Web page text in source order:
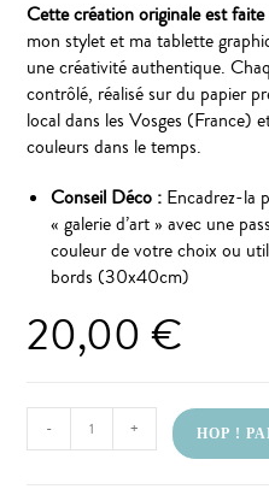
Cette création originale est
mon stylet et ma tablette
une créativité authentique.
contrôlé, réalisé sur du papier
local dans les Vosges (France)
couleurs dans le temps.
Conseil Déco : Encadrez-la
« galerie d’art » avec une
couleur de votre choix ou
bords (30x40cm)
20,00€
- + HOP !